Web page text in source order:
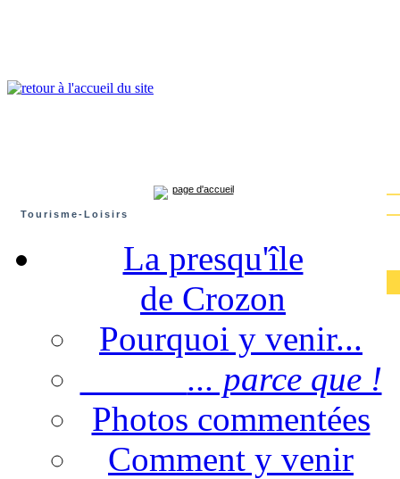
page d'accueil
Tourisme-Loisirs
La presqu'île
de Crozon
Pourquoi y venir...
... parce que !
Photos commentées
Comment y venir